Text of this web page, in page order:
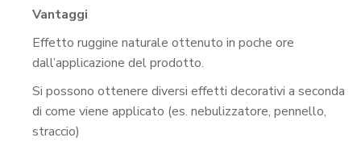
Vantaggi
Effetto ruggine naturale ottenuto in poche ore
dall’applicazione del prodotto.
Si possono ottenere diversi effetti decorativi a seconda
di come viene applicato (es. nebulizzatore, pennello,
straccio)